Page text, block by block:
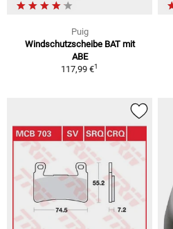
Puig
Windschutzscheibe BAT mit
ABE
117,99 €1